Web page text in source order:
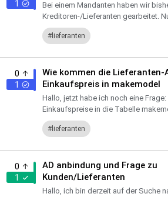
1
Bei einem Mandanten haben wir
Kreditoren-/Lieferanten gearbeitet.
Lieferenanten anlegen. Das System
speichern, wenn ich ein...
lieferanten
0
1
Wie kommen die Lieferanten-
Einkaufspreis in makemodel
Hallo, jetzt habe ich noch eine
Einkaufspreise in die Tabelle
ich beim Workflow einfach falsch
Lie...lieferanten
0
1
AD anbindung und Frage zu
Kunden/Lieferanten
Hallo, ich bin derzeit auf der Suche